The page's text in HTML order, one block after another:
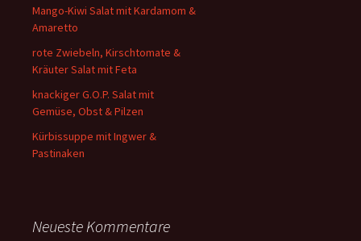
Mango-Kiwi Salat mit Kardamom &
Amaretto
rote Zwiebeln, Kirschtomate &
Kräuter Salat mit Feta
knackiger G.O.P. Salat mit
Gemüse, Obst & Pilzen
Kürbissuppe mit Ingwer &
Pastinaken
Neueste Kommentare